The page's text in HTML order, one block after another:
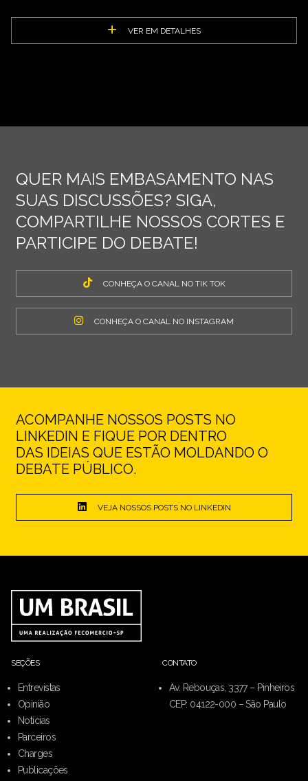
VER EM DETALHES
QUER MAIS EMBASAMENTO NAS
SUAS DISCUSSÕES? SIGA,
COMPARTILHE NOSSOS CORTES E
PARTICIPE DO DEBATE!
CONHEÇA O CANAL NO TIK TOK
CONHEÇA O CANAL NO INSTAGRAM
ACOMPANHE NOSSOS POSTS NO
LINKEDIN E FIQUE POR DENTRO
DAS IDEIAS QUE ESTÃO MOLDANDO O
DEBATE PÚBLICO.
VEJA NOSSOS POSTS NO LINKEDIN
SEÇÕES
Entrevistas
Opinião
Notícias
Parceiros
Charges
Publicações
CONTATO
Av. Rebouças, 3377 – Pinheiros
CEP: 04122-000 – São Paulo